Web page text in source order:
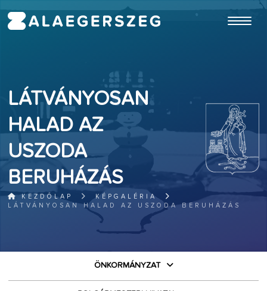
LÁTVÁNYOSAN
HALAD AZ
USZODA
BERUHÁZÁS
KEZDŐLAP
KÉPGALÉRIA
LÁTVÁNYOSAN HALAD AZ USZODA BERUHÁZÁS
ÖNKORMÁNYZAT